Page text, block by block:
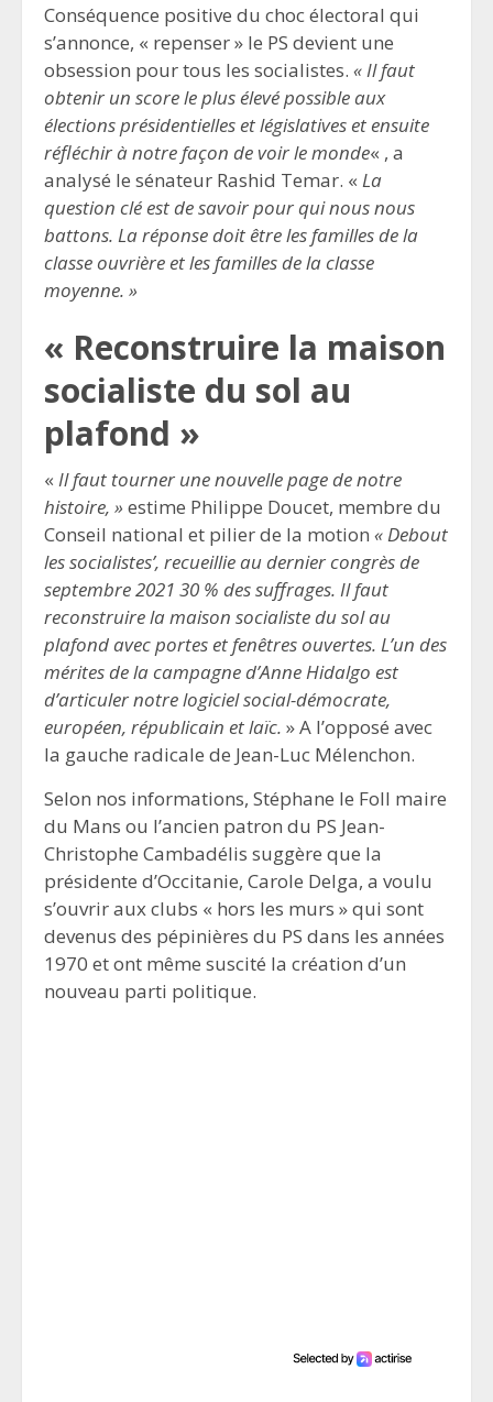
Conséquence positive du choc électoral qui
s’annonce, « repenser » le PS devient une
obsession pour tous les socialistes. « Il faut
obtenir un score le plus élevé possible aux
élections présidentielles et législatives et ensuite
réfléchir à notre façon de voir le monde« , a
analysé le sénateur Rashid Temar. « La
question clé est de savoir pour qui nous nous
battons. La réponse doit être les familles de la
classe ouvrière et les familles de la classe
moyenne. »
« Reconstruire la maison
socialiste du sol au
plafond »
« Il faut tourner une nouvelle page de notre
histoire, » estime Philippe Doucet, membre du
Conseil national et pilier de la motion « Debout
les socialistes’, recueillie au dernier congrès de
septembre 2021 30 % des suffrages. Il faut
reconstruire la maison socialiste du sol au
plafond avec portes et fenêtres ouvertes. L’un des
mérites de la campagne d’Anne Hidalgo est
d’articuler notre logiciel social-démocrate,
européen, républicain et laïc. » A l’opposé avec
la gauche radicale de Jean-Luc Mélenchon.
Selon nos informations, Stéphane le Foll maire
du Mans ou l’ancien patron du PS Jean-
Christophe Cambadélis suggère que la
présidente d’Occitanie, Carole Delga, a voulu
s’ouvrir aux clubs « hors les murs » qui sont
devenus des pépinières du PS dans les années
1970 et ont même suscité la création d’un
nouveau parti politique.